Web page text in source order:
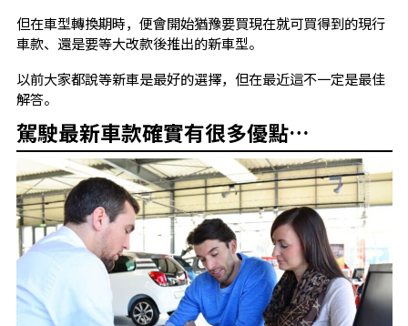
但在車型轉換期時，便會開始猶豫要買現在就可買得到的現行
車款、還是要等大改款後推出的新車型。
以前大家都說等新車是最好的選擇，但在最近這不一定是最佳
解答。
駕駛最新車款確實有很多優點…